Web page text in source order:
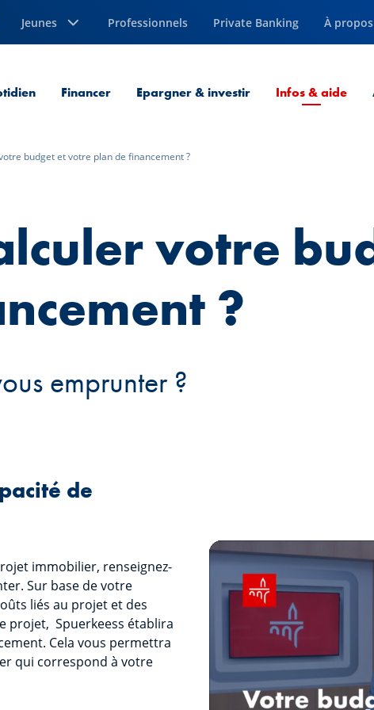
Jeunes Professionnels Private Banking À
Financer Epargner & investir Infos & aide
budget et votre plan de financement ?
votre
?
emprunter ?
de
immobilier, renseignez-
Sur base de votre
liés au projet et des
projet, Spuerkeess établira
Cela vous permettra
qui correspond à votre